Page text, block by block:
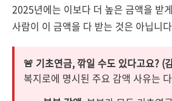
2025년에는 이보다 더 높은 금액을 받
사람이 이 금액을 다 받는 것은 아닙니
🚨 기초연금, 깎일 수도 있다고요? (
복지로에 명시된 주요 감액 사유는